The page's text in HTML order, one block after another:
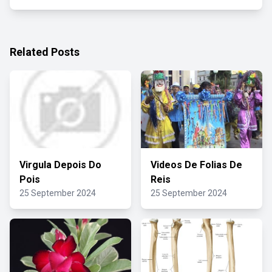
Related Posts
Virgula Depois Do
Pois
25 September 2024
Videos De Folias De
Reis
25 September 2024